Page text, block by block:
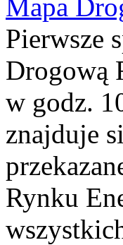
Mapa
Pierwsze
Drogową
w godz.
znajduje
Rynku